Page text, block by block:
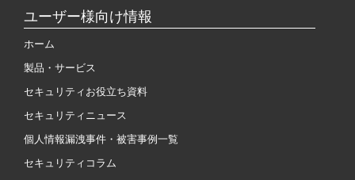
ユーザー様向け情報
ホーム
製品・サービス
セキュリティお役立ち資料
セキュリティニュース
個人情報漏洩事件・被害事例一覧
セキュリティコラム